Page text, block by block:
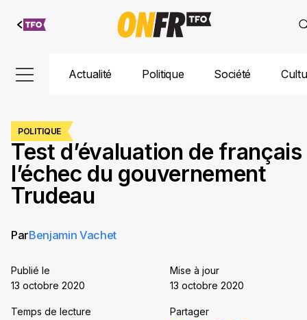
Aller au
contenu
Actualité Politique Société
POLITIQUE
Test d’évaluation de
l’échec du gouvernement
Trudeau
ParBenjamin Vachet
Publié le
13 octobre 2020
Mise à jour
13 octobre 2020
Temps de lecture
Partager